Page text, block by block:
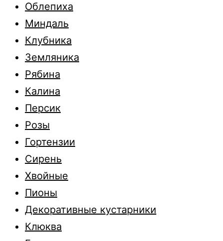
Облепиха
Миндаль
Клубника
Земляника
Рябина
Калина
Персик
Розы
Гортензии
Сирень
Хвойные
Пионы
Декоративные кустарники
Клюква